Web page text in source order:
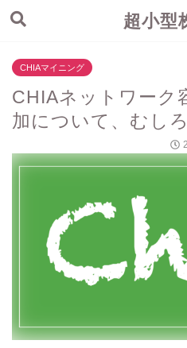
超小型
CHIAマイニング
CHIAネットワーク
加について、むし